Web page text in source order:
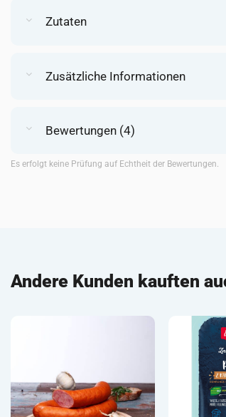
Zutaten
Zusätzliche Informationen
Bewertungen (4)
Es erfolgt keine Prüfung auf Echtheit der Bewertungen.
Andere Kunden kauften